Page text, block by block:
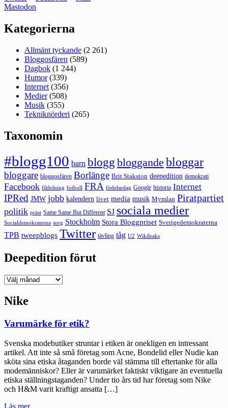
Mastodon
Kategorierna
Allmänt tyckande (2 261)
Bloggosfären (589)
Dagbok (1 244)
Humor(339)
Internet (356)
Medier(508)
Musik (355)
Tekniknörderi (265)
Taxonomin
#blogg100 barn blogg bloggande bloggar
bloggare bloggosfären Borlänge Brit Stakston deepedition demokrati
Facebook fildelning fotboll FRA födelsedag Google historia Internet
IPRed JMW jobb kalendern livet media musik Mymlan Piratpartiet
politik präst Same Same But Different SJ sociala medier
Socialdemokraterna sorg Stockholm Stora Bloggpriset Sverigedemokraterna
TPB tweepblogs Twitter tävling tåg U2 Wikileaks
Deepedition förut
Deepedition
Nike
Varumärke för etik?
Svenska modebutiker struntar i etiken är onekligen en intressant
artikel. Att inte så små företag som Acne, Bondelid eller Nudie kan
sköta sina etiska åtaganden borde väl stämma till eftertanke för alla
modemänniskor? Eller är varumärket faktiskt viktigare än eventuella
etiska ställningstaganden? Under tio års tid har företag som Nike
och H&M varit kraftigt ansatta […]
Läs mer"Varumärke